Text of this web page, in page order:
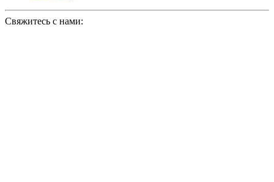
Свяжитесь с нами: